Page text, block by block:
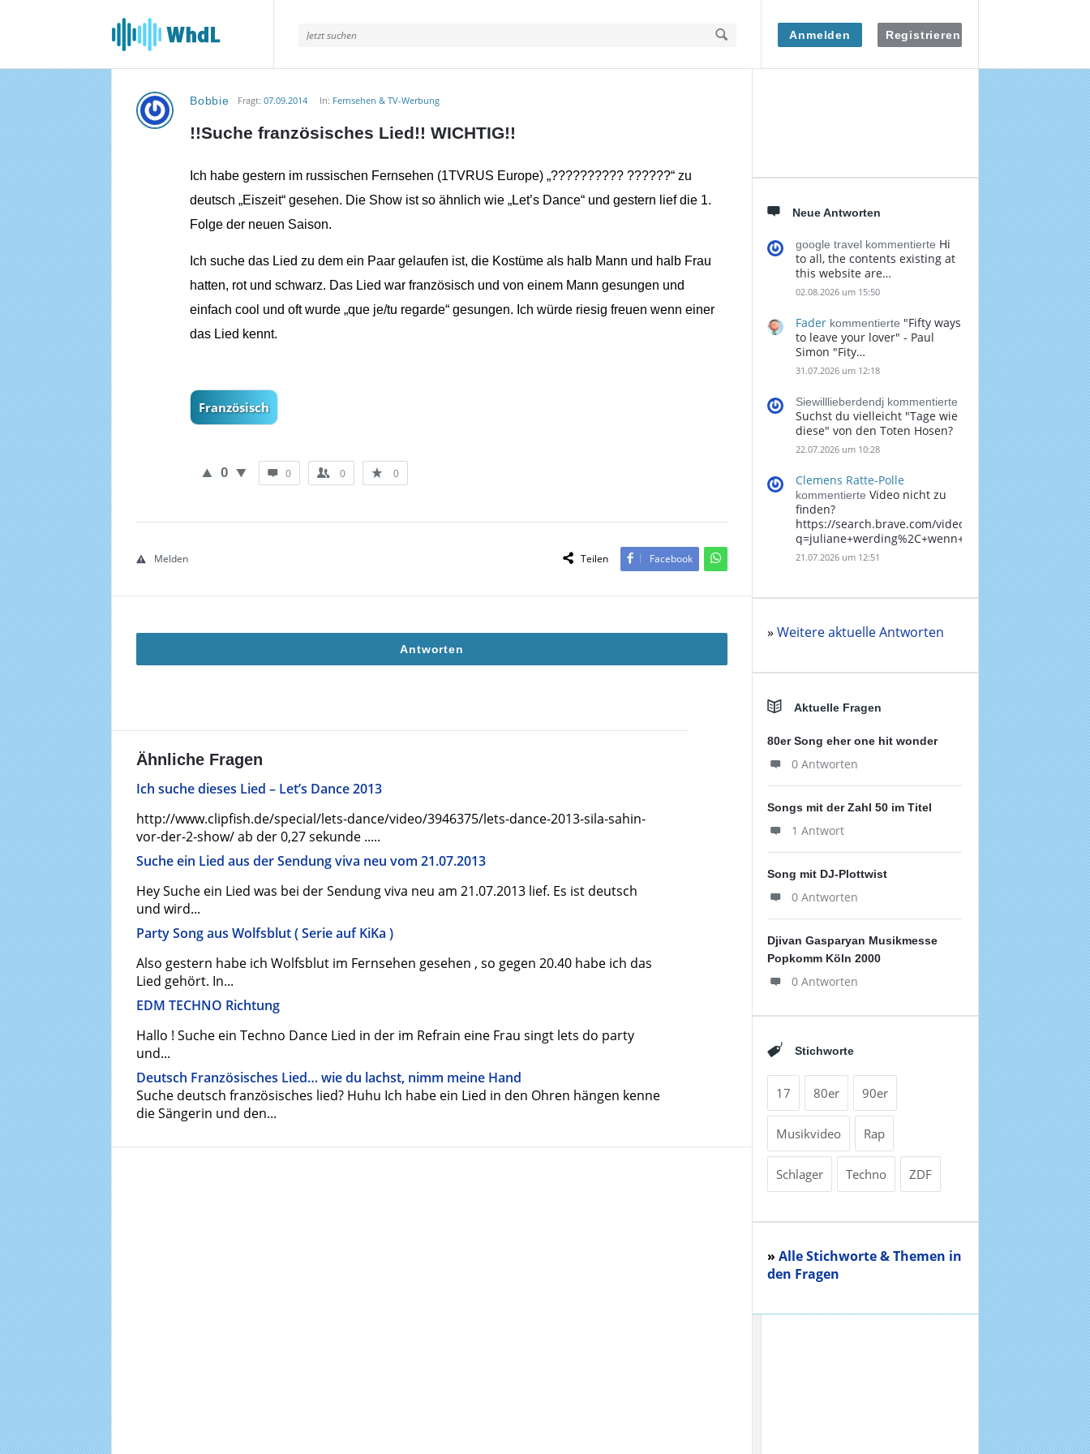
Anmelden Registrieren
Musikforum
von
Musikforum
WieheisstdasLied.de
Neueste
Bobbie Fragt: 07.09.2014 In: Fernsehen & TV-Werbung
!!Suche französisches Lied!! WICHTIG!!
Ich habe gestern im russischen Fernsehen (1TVRUS Europe) „?????????? ??????“ zu
deutsch „Eiszeit“ gesehen. Die Show ist so ähnlich wie „Let’s Dance“ und gestern lief die 1.
Folge der neuen Saison.
Ich suche das Lied zu dem ein Paar gelaufen ist, die Kostüme als halb Mann und halb Frau
hatten, rot und schwarz. Das Lied war französisch und von einem Mann gesungen und
einfach cool und oft wurde „que je/tu regarde“ gesungen. Ich würde riesig freuen wenn einer
das Lied kennt.
Französisch
0 0 0 0
Teilen Facebook
Melden
Antworten
Ähnliche Fragen
Ich suche dieses Lied – Let’s Dance 2013
http://www.clipfish.de/special/lets-dance/video/3946375/lets-dance-2013-sila-sahin-
vor-der-2-show/ ab der 0,27 sekunde .....
Suche ein Lied aus der Sendung viva neu vom 21.07.2013
Hey Suche ein Lied was bei der Sendung viva neu am 21.07.2013 lief. Es ist deutsch
und wird...
Party Song aus Wolfsblut ( Serie auf KiKa )
Also gestern habe ich Wolfsblut im Fernsehen gesehen , so gegen 20.40 habe ich das
Lied gehört. In...
EDM TECHNO Richtung
Hallo ! Suche ein Techno Dance Lied in der im Refrain eine Frau singt lets do party
und...
Deutsch Französisches Lied… wie du lachst, nimm meine Hand
Suche deutsch französisches lied? Huhu Ich habe ein Lied in den Ohren hängen kenne
die Sängerin und den...
Seitenleiste
Neue Antworten
google travel kommentierte Hi
to all, the contents existing at
this website are…
02.08.2026 um 15:50
Fader kommentierte "Fifty ways
to leave your lover" - Paul
Simon "Fity…
31.07.2026 um 12:18
Siewilllieberdendj kommentierte
Suchst du vielleicht "Tage wie
diese" von den Toten Hosen?
22.07.2026 um 10:28
Clemens Ratte-Polle
kommentierte Video nicht zu
finden?
https://search.brave.com/videos?
21.07.2026 um 12:51
» Weitere aktuelle Antworten
Aktuelle Fragen
80er Song eher one hit wonder
0 Antworten
Songs mit der Zahl 50 im Titel
1 Antwort
Song mit DJ-Plottwist
0 Antworten
Djivan Gasparyan Musikmesse
Popkomm Köln 2000
0 Antworten
Stichworte
17 80er 90er
Musikvideo Rap
Schlager Techno ZDF
» Alle Stichworte & Themen in
den Fragen